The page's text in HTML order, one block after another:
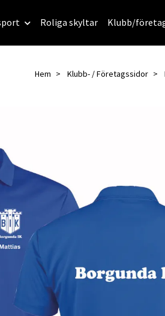
Roliga skyltar Klubb/
Hem Klubb- / Företagssidor